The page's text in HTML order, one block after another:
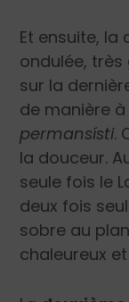
Et ensuite,
ondulée,
sur la
de manière
permansísti.
la douceur.
seule fois le
deux fois
sobre au
chaleureux